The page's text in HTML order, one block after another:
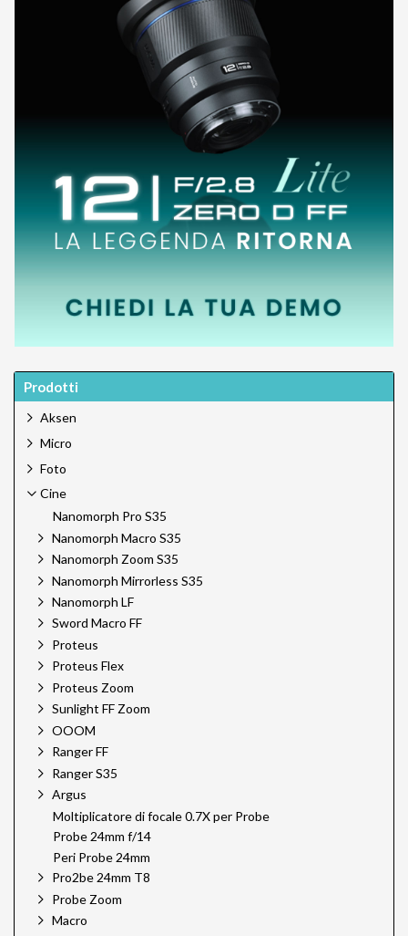
Prodotti
Aksen
Micro
Foto
Cine
Nanomorph Pro S35
Nanomorph Macro S35
Nanomorph Zoom S35
Nanomorph Mirrorless S35
Nanomorph LF
Sword Macro FF
Proteus
Proteus Flex
Proteus Zoom
Sunlight FF Zoom
OOOM
Ranger FF
Ranger S35
Argus
Moltiplicatore di focale 0.7X per Probe
Probe 24mm f/14
Peri Probe 24mm
Pro2be 24mm T8
Probe Zoom
Macro